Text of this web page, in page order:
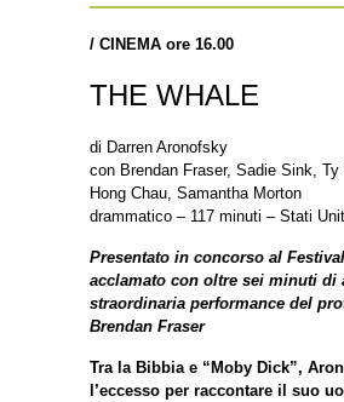
/ CINEMA ore 16.00
THE WHALE
di Darren Aronofsky
con Brendan Fraser, Sadie Sink, Ty
Hong Chau, Samantha Morton
drammatico – 117 minuti – Stati
Presentato in concorso al
acclamato con oltre sei minuti di
straordinaria performance del
Brendan Fraser
Tra la Bibbia e “Moby Dick”,
l’eccesso per raccontare il suo